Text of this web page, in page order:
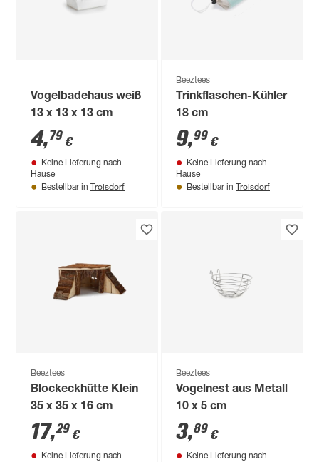
Vogelbadehaus weiß
13 x 13 x 13 cm
4,79 €
Keine Lieferung nach
Hause
Bestellbar in Troisdorf
Beeztees
Trinkflaschen-Kühler
18 cm
9,99 €
Keine Lieferung nach
Hause
Bestellbar in Troisdorf
Beeztees
Blockeckhütte Klein
35 x 35 x 16 cm
17,29 €
Keine Lieferung nach
Beeztees
Vogelnest aus Metall
10 x 5 cm
3,89 €
Keine Lieferung nach